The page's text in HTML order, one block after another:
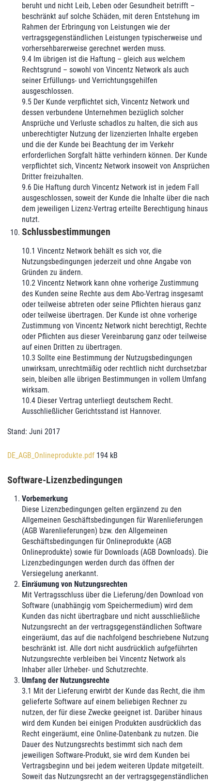
beruht und nicht Leib, Leben oder Gesundheit betrifft –
beschränkt auf solche Schäden, mit deren Entstehung im
Rahmen der Erbringung von Leistungen wie der
vertragsgegenständlichen Leistungen typischerweise und
vorhersehbarerweise gerechnet werden muss.
9.4 Im übrigen ist die Haftung – gleich aus welchem
Rechtsgrund – sowohl von Vincentz Network als auch
seiner Erfüllungs- und Verrichtungsgehilfen
ausgeschlossen.
9.5 Der Kunde verpflichtet sich, Vincentz Network und
dessen verbundene Unternehmen bezüglich solcher
Ansprüche und Verluste schadlos zu halten, die sich aus
unberechtigter Nutzung der lizenzierten Inhalte ergeben
und die der Kunde bei Beachtung der im Verkehr
erforderlichen Sorgfalt hätte verhindern können. Der Kunde
verpflichtet sich, Vincentz Network insoweit von Ansprüchen
Dritter freizuhalten.
9.6 Die Haftung durch Vincentz Network ist in jedem Fall
ausgeschlossen, soweit der Kunde die Inhalte über die nach
dem jeweiligen Lizenz-Vertrag erteilte Berechtigung hinaus
nutzt.
Schlussbestimmungen
10.1 Vincentz Network behält es sich vor, die
Nutzungsbedingungen jederzeit und ohne Angabe von
Gründen zu ändern.
10.2 Vincentz Network kann ohne vorherige Zustimmung
des Kunden seine Rechte aus dem Abo-Vertrag insgesamt
oder teilweise abtreten oder seine Pflichten hieraus ganz
oder teilweise übertragen. Der Kunde ist ohne vorherige
Zustimmung von Vincentz Network nicht berechtigt, Rechte
oder Pflichten aus dieser Vereinbarung ganz oder teilweise
auf einen Dritten zu übertragen.
10.3 Sollte eine Bestimmung der Nutzugsbedingungen
unwirksam, unrechtmäßig oder rechtlich nicht durchsetzbar
sein, bleiben alle übrigen Bestimmungen in vollem Umfang
wirksam.
10.4 Dieser Vertrag unterliegt deutschem Recht.
Ausschließlicher Gerichtsstand ist Hannover.
Stand: Juni 2017
DE_AGB_Onlineprodukte.pdf 194 kB
Software-Lizenzbedingungen
Vorbemerkung
Diese Lizenzbedingungen gelten ergänzend zu den
Allgemeinen Geschäftsbedingungen für Warenlieferungen
(AGB Warenlieferungen) bzw. den Allgemeinen
Geschäftsbedingungen für Onlineprodukte (AGB
Onlineprodukte) sowie für Downloads (AGB Downloads). Die
Lizenzbedingungen werden durch das öffnen der
Versiegelung anerkannt.
Einräumung von Nutzungsrechten
Mit Vertragsschluss über die Lieferung/den Download von
Software (unabhängig vom Speichermedium) wird dem
Kunden das nicht übertragbare und nicht ausschließliche
Nutzungsrecht an der vertragsgegenständlichen Software
eingeräumt, das auf die nachfolgend beschriebene Nutzung
beschränkt ist. Alle dort nicht ausdrücklich aufgeführten
Nutzungsrechte verbleiben bei Vincentz Network als
Inhaber aller Urheber- und Schutzrechte.
Umfang der Nutzungsrechte
3.1 Mit der Lieferung erwirbt der Kunde das Recht, die ihm
gelieferte Software auf einem beliebigen Rechner zu
nutzen, der für diese Zwecke geeignet ist. Darüber hinaus
wird dem Kunden bei einigen Produkten ausdrücklich das
Recht eingeräumt, eine Online-Datenbank zu nutzen. Die
Dauer des Nutzungsrechts bestimmt sich nach dem
jeweiligen Software-Produkt, sie wird dem Kunden bei
Vertragsbeginn und bei jedem weiteren Update mitgeteilt.
Soweit das Nutzungsrecht an der vertragsgegenständlichen